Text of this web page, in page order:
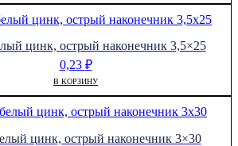
цинк, острый наконечник 3,5×25
0,23 ₽
В КОРЗИНУ
цинк, острый наконечник 3×30